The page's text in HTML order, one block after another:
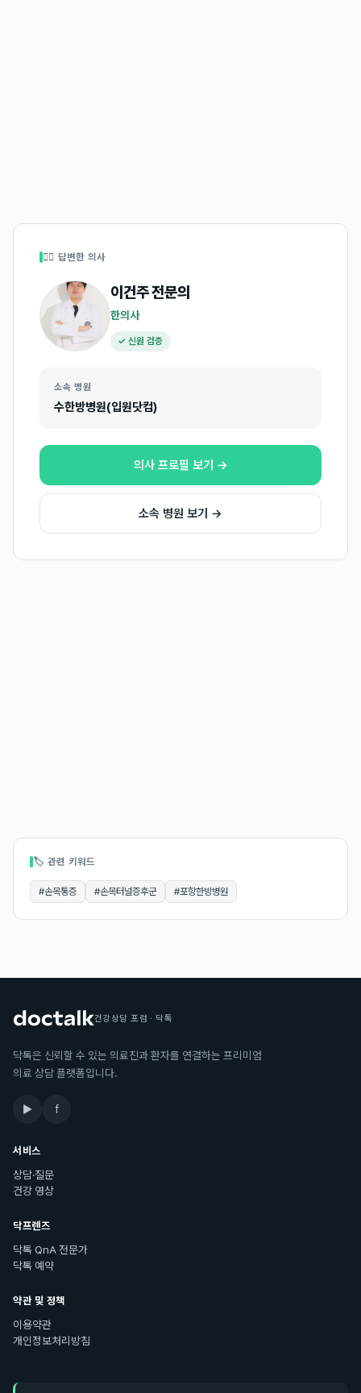
👩‍⚕️ 답변한 의사
이건주전문의
한의사
✓ 신원 검증
소속 병원
수한방병원(입원닷컴)
의사 프로필 보기 →
소속 병원 보기 →
🏷 관련 키워드
#손목통증 #손목터널증후군 #포항한방병원
건강상담 포럼 · 닥톡
닥톡은 신뢰할 수 있는 의료진과 환자를 연결하는 프리미엄
의료 상담 플랫폼입니다.
▶ f
서비스
상담·질문
건강 영상
닥프렌즈
닥톡 QnA 전문가
닥톡 예약
약관 및 정책
이용약관
개인정보처리방침